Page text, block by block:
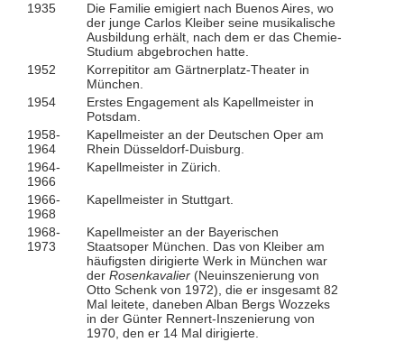
1935
Die Familie emigiert nach Buenos Aires, wo
der junge Carlos Kleiber seine musikalische
Ausbildung erhält, nach dem er das Chemie-
Studium abgebrochen hatte.
1952
Korrepititor am Gärtnerplatz-Theater in
München.
1954
Erstes Engagement als Kapellmeister in
Potsdam.
1958-
1964
Kapellmeister an der Deutschen Oper am
Rhein Düsseldorf-Duisburg.
1964-
1966
Kapellmeister in Zürich.
1966-
1968
Kapellmeister in Stuttgart.
1968-
1973
Kapellmeister an der Bayerischen
Staatsoper München. Das von Kleiber am
häufigsten dirigierte Werk in München war
der Rosenkavalier(Neuinszenierung von
Otto Schenk von 1972), die er insgesamt 82
Mal leitete, daneben Alban Bergs Wozzeks
in der Günter Rennert-Inszenierung von
1970, den er 14 Mal dirigierte.